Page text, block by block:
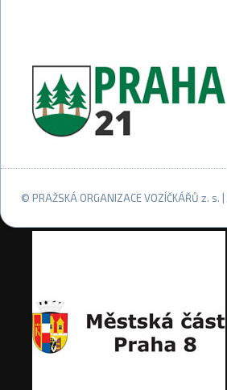
© PRAŽSKÁ ORGANIZACE VOZÍČKÁŘŮ z. s. |